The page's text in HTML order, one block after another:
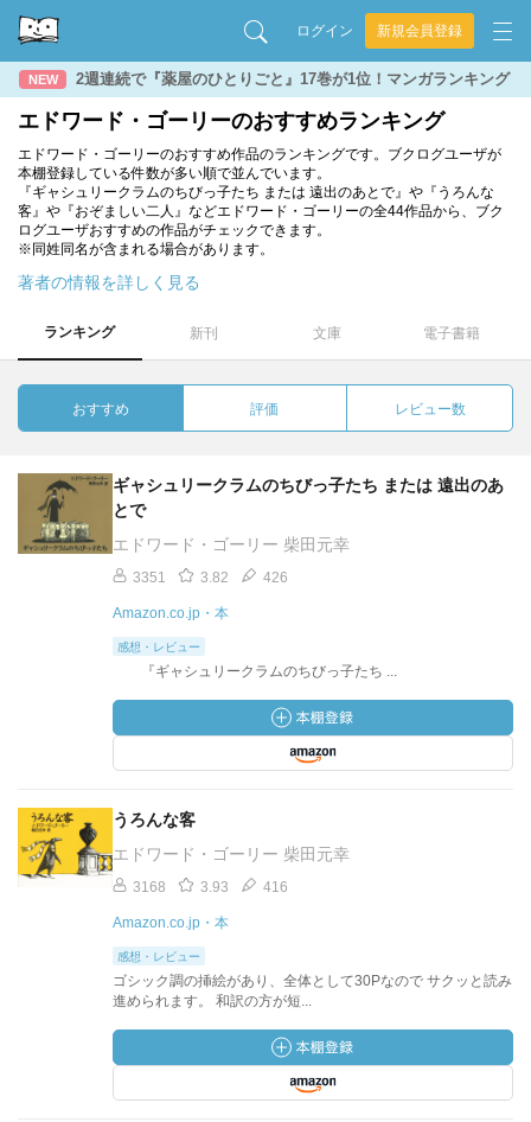
ログイン 新規会員登録
NEW 2週連続で『薬屋のひとりごと』17巻が1位！マンガランキング
エドワード・ゴーリーのおすすめランキング
エドワード・ゴーリーのおすすめ作品のランキングです。ブクログユーザが
本棚登録している件数が多い順で並んでいます。
『ギャシュリークラムのちびっ子たち または 遠出のあとで』や『うろんな
客』や『おぞましい二人』などエドワード・ゴーリーの全44作品から、ブク
ログユーザおすすめの作品がチェックできます。
※同姓同名が含まれる場合があります。
著者の情報を詳しく見る
ランキング 新刊 文庫 電子書籍
おすすめ 評価 レビュー数
ギャシュリークラムのちびっ子たち または 遠出のあ
とで
エドワード・ゴーリー 柴田元幸
3351 3.82 426
Amazon.co.jp・本
感想・レビュー
『ギャシュリークラムのちびっ子たち ...
うろんな客
エドワード・ゴーリー 柴田元幸
3168 3.93 416
Amazon.co.jp・本
感想・レビュー
ゴシック調の挿絵があり、全体として30Pなので サクッと読み
進められます。 和訳の方が短...